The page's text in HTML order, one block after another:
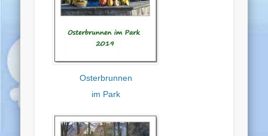
Osterbrunnen
im Park